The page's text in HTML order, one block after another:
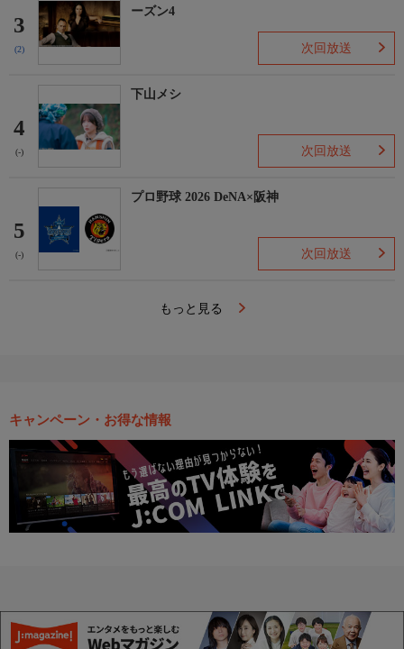
3
(2)
ーズン4
次回放送
4
(-)
下山メシ
次回放送
5
(-)
プロ野球 2026 DeNA×阪神
次回放送
もっと見る
キャンペーン・お得な情報